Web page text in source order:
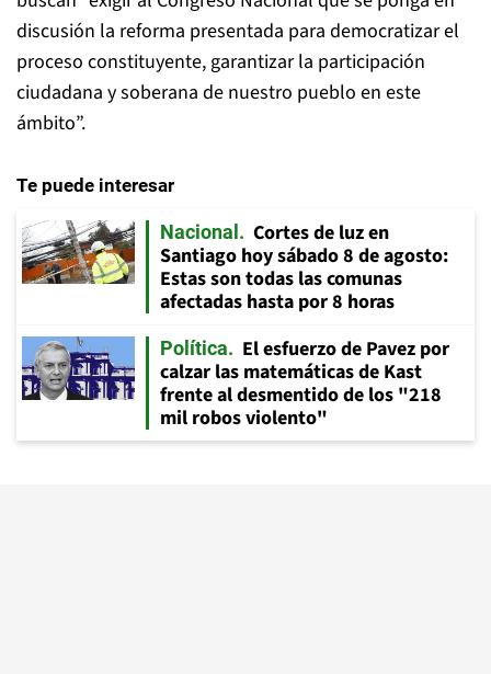
discusión la reforma presentada para democratizar el
proceso constituyente, garantizar la participación
ciudadana y soberana de nuestro pueblo en este
ámbito”.
Te puede interesar
Nacional
Cortes de luz en
Santiago hoy sábado 8 de agosto:
Estas son todas las comunas
afectadas hasta por 8 horas
Política
El esfuerzo de Pavez por
calzar las matemáticas de Kast
frente al desmentido de los "218
mil robos violento"